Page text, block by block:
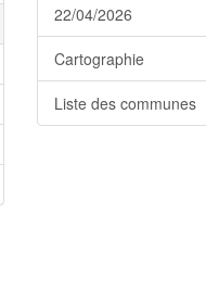
22/04/2026
Cartographie
Liste des communes